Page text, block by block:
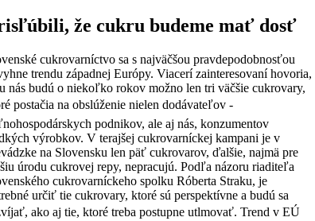
že cukru budeme mať dosť
cukrovarníctvo sa s najväčšou pravdepodobnosťou
trendu západnej Európy. Viacerí zainteresovaní hovoria,
nás budú o niekoľko rokov možno len tri väčšie cukrovary,
postačia na obslúženie nielen dodávateľov -
podnikov, ale aj nás, konzumentov
výrobkov. V terajšej cukrovarníckej kampani je v
na Slovensku len päť cukrovarov, ďalšie, najmä pre
úrodu cukrovej repy, nepracujú. Podľa názoru riaditeľa
cukrovarníckeho spolku Róberta Straku, je
určiť tie cukrovary, ktoré sú perspektívne a budú sa
ako aj tie, ktoré treba postupne utlmovať. Trend v EÚ